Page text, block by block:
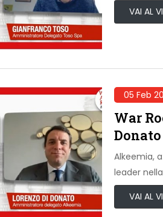
VAI AL
05 Feb
War
Donato
Alkeemia,
leader
VAI AL